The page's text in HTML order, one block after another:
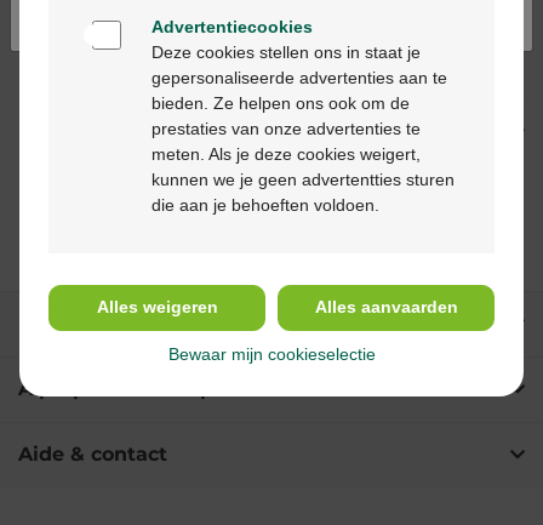
Description du produit
Nos services
A propos de Multipharma
Aide & contact
Advertentiecookies
Deze cookies stellen ons in staat je
gepersonaliseerde advertenties aan te
bieden. Ze helpen ons ook om de
prestaties van onze advertenties te
meten. Als je deze cookies weigert,
kunnen we je geen advertentties sturen
die aan je behoeften voldoen.
Alles weigeren Alles aanvaarden
Bewaar mijn cookieselectie